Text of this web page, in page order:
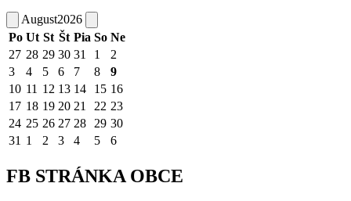
August2026
Po Ut St Št Pia So Ne
27 28 29 30 31 1
2
3
4 5 6 7 8
9
10 11 12 13 14 15 16
17 18 19 20 21 22 23
24 25 26 27 28 29 30
31 1 2 3 4 5 6
FB STRÁNKA OBCE